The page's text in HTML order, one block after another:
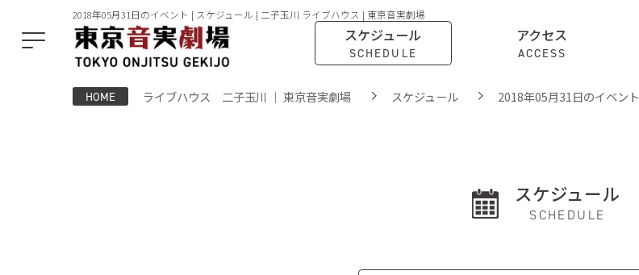
2018年05月31日のイベント | スケジュール | 二子玉川 ライブハウス | 東京音実劇場
スケジュール
SCHEDULE
アクセス
ACCESS
HOME ライブハウス 二子玉川 ｜ 東京音実劇場 スケジュール 2018年05月31日のイベント
スケジュール
SCHEDULE